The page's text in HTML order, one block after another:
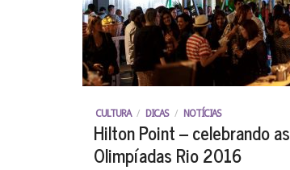
CULTURA / DICAS / NOTÍCIAS
Hilton Point – celebrando as
Olimpíadas Rio 2016